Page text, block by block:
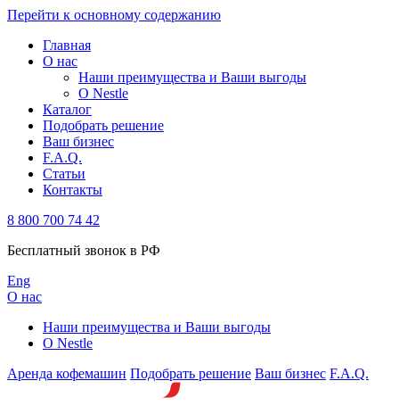
Перейти к основному содержанию
Главная
О нас
Наши преимущества и Ваши выгоды
О Nestle
Каталог
Подобрать решение
Ваш бизнес
F.A.Q.
Статьи
Контакты
8 800 700 74 42
Бесплатный звонок в РФ
Eng
О нас
Наши преимущества и Ваши выгоды
О Nestle
Аренда кофемашин Подобрать решение Ваш бизнес F.A.Q.